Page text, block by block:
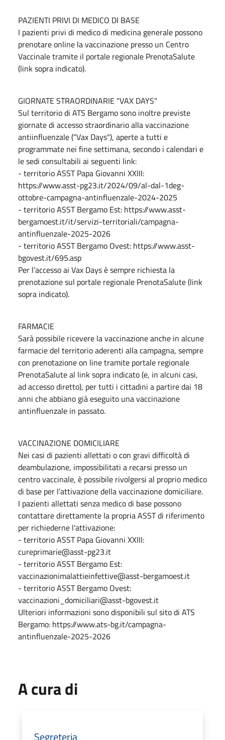
PAZIENTI PRIVI DI MEDICO DI BASE
I pazienti privi di medico di medicina generale possono
prenotare online la vaccinazione presso un Centro
Vaccinale tramite il portale regionale PrenotaSalute
(link sopra indicato).
GIORNATE STRAORDINARIE "VAX DAYS"
Sul territorio di ATS Bergamo sono inoltre previste
giornate di accesso straordinario alla vaccinazione
antiinfluenzale ("Vax Days"), aperte a tutti e
programmate nei fine settimana, secondo i calendari e
le sedi consultabili ai seguenti link:
- territorio ASST Papa Giovanni XXIII:
https://www.asst-pg23.it/2024/09/al-dal-1deg-
ottobre-campagna-antinfluenzale-2024-2025
- territorio ASST Bergamo Est: https://www.asst-
bergamoest.it/it/servizi-territoriali/campagna-
antinfluenzale-2025-2026
- territorio ASST Bergamo Ovest: https://www.asst-
bgovest.it/695.asp
Per l’accesso ai Vax Days è sempre richiesta la
prenotazione sul portale regionale PrenotaSalute (link
sopra indicato).
FARMACIE
Sarà possibile ricevere la vaccinazione anche in alcune
farmacie del territorio aderenti alla campagna, sempre
con prenotazione on line tramite portale regionale
PrenotaSalute al link sopra indicato (e, in alcuni casi,
ad accesso diretto), per tutti i cittadini a partire dai 18
anni che abbiano già eseguito una vaccinazione
antinfluenzale in passato.
VACCINAZIONE DOMICILIARE
Nei casi di pazienti allettati o con gravi difficoltà di
deambulazione, impossibilitati a recarsi presso un
centro vaccinale, è possibile rivolgersi al proprio medico
di base per l’attivazione della vaccinazione domiciliare.
I pazienti allettati senza medico di base possono
contattare direttamente la propria ASST di riferimento
per richiederne l'attivazione:
- territorio ASST Papa Giovanni XXIII:
cureprimarie@asst-pg23.it
- territorio ASST Bergamo Est:
vaccinazionimalattieinfettive@asst-bergamoest.it
- territorio ASST Bergamo Ovest:
vaccinazioni_domiciliari@asst-bgovest.it
Ulteriori informazioni sono disponibili sul sito di ATS
Bergamo: https://www.ats-bg.it/campagna-
antinfluenzale-2025-2026
A cura di
Segreteria